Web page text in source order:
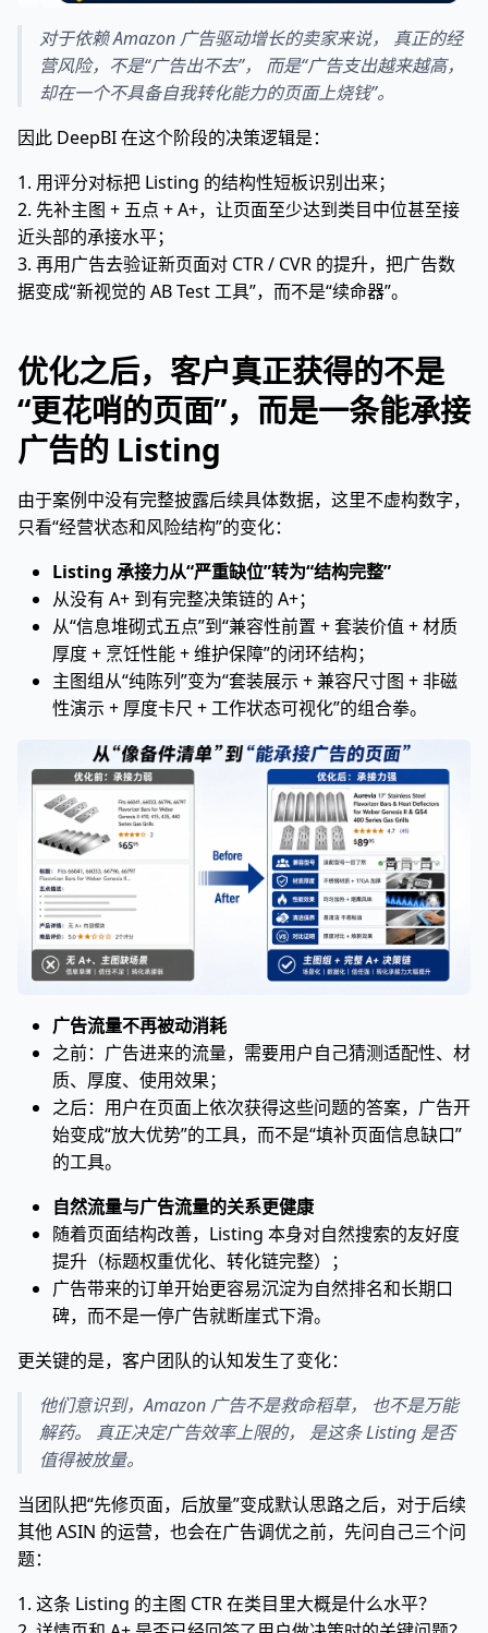
对于依赖 Amazon 广告驱动增长的卖家来说， 真正的经
营风险，不是“广告出不去”， 而是“广告支出越来越高，
却在一个不具备自我转化能力的页面上烧钱”。
因此 DeepBI 在这个阶段的决策逻辑是：
1. 用评分对标把 Listing 的结构性短板识别出来；
2. 先补主图 + 五点 + A+，让页面至少达到类目中位甚至接
近头部的承接水平；
3. 再用广告去验证新页面对 CTR / CVR 的提升，把广告数
据变成“新视觉的 AB Test 工具”，而不是“续命器”。
优化之后，客户真正获得的不是
“更花哨的页面”，而是一条能承接
广告的 Listing
由于案例中没有完整披露后续具体数据，这里不虚构数字，
只看“经营状态和风险结构”的变化：
Listing 承接力从“严重缺位”转为“结构完整”
从没有 A+ 到有完整决策链的 A+；
从“信息堆砌式五点”到“兼容性前置 + 套装价值 + 材质
厚度 + 烹饪性能 + 维护保障”的闭环结构；
主图组从“纯陈列”变为“套装展示 + 兼容尺寸图 + 非磁
性演示 + 厚度卡尺 + 工作状态可视化”的组合拳。
广告流量不再被动消耗
之前：广告进来的流量，需要用户自己猜测适配性、材
质、厚度、使用效果；
之后：用户在页面上依次获得这些问题的答案，广告开
始变成“放大优势”的工具，而不是“填补页面信息缺口”
的工具。
自然流量与广告流量的关系更健康
随着页面结构改善，Listing 本身对自然搜索的友好度
提升（标题权重优化、转化链完整）；
广告带来的订单开始更容易沉淀为自然排名和长期口
碑，而不是一停广告就断崖式下滑。
更关键的是，客户团队的认知发生了变化：
他们意识到，Amazon 广告不是救命稻草， 也不是万能
解药。 真正决定广告效率上限的， 是这条 Listing 是否
值得被放量。
当团队把“先修页面，后放量”变成默认思路之后，对于后续
其他 ASIN 的运营，也会在广告调优之前，先问自己三个问
题：
1. 这条 Listing 的主图 CTR 在类目里大概是什么水平？